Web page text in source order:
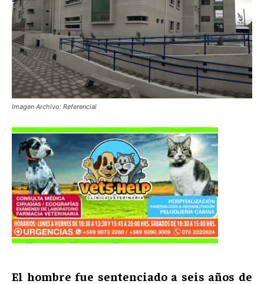
Imagen Archivo: Referencial
El hombre fue sentenciado a seis años de